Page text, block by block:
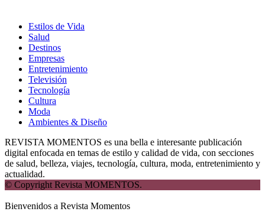
Estilos de Vida
Salud
Destinos
Empresas
Entretenimiento
Televisión
Tecnología
Cultura
Moda
Ambientes & Diseño
REVISTA MOMENTOS es una bella e interesante publicación
digital enfocada en temas de estilo y calidad de vida, con secciones
de salud, belleza, viajes, tecnología, cultura, moda, entretenimiento y
actualidad.
© Copyright Revista MOMENTOS.
Bienvenidos a Revista Momentos